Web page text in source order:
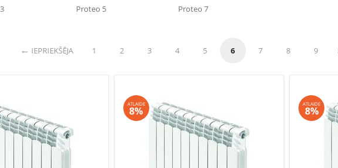
Proteo 5 Proteo 7
IEPRIEKŠĒJA 1 2 3 4 5 6 7 8 9
ATLAIDE
8%
ATLAIDE
8%